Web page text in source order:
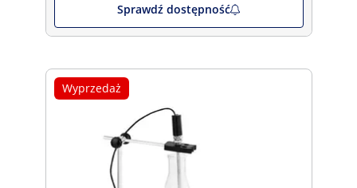
Sprawdź dostępność
Wyprzedaż